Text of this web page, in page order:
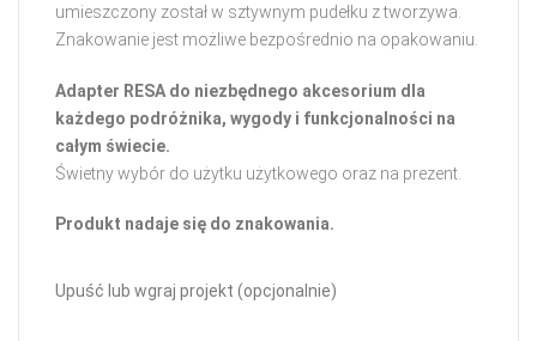
umieszczony został w sztywnym pudełku z tworzywa.
Znakowanie jest możliwe bezpośrednio na opakowaniu.
Adapter RESA do niezbędnego akcesorium dla
każdego podróżnika, wygody i funkcjonalności na
całym świecie.
Świetny wybór do użytku użytkowego oraz na prezent.
Produkt nadaje się do znakowania.
Upuść lub wgraj projekt (opcjonalnie)